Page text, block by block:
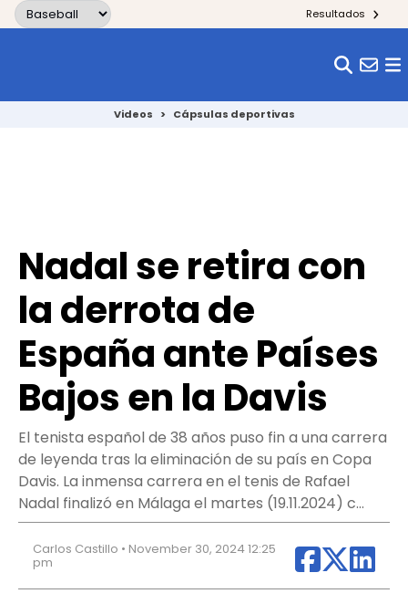
Skip to content Resultados
Videos > Cápsulas deportivas
Nadal se retira con
la derrota de
España ante Países
Bajos en la Davis
El tenista español de 38 años puso fin a una carrera
de leyenda tras la eliminación de su país en Copa
Davis. La inmensa carrera en el tenis de Rafael
Nadal finalizó en Málaga el martes (19.11.2024) c…
Carlos Castillo • November 30, 2024 12:25
pm